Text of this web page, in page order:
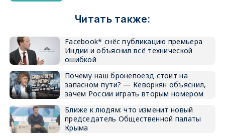
Читать также:
Facebook* снёс публикацию премьера
Индии и объяснил всё технической
ошибкой
Почему наш бронепоезд стоит на
запасном пути? — Кеворкян объяснил,
зачем России играть вторым номером
Ближе к людям: что изменит новый
председатель Общественной палаты
Крыма